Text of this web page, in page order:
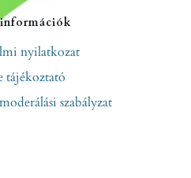
nyilatkozat
tájékoztató
szabályzat